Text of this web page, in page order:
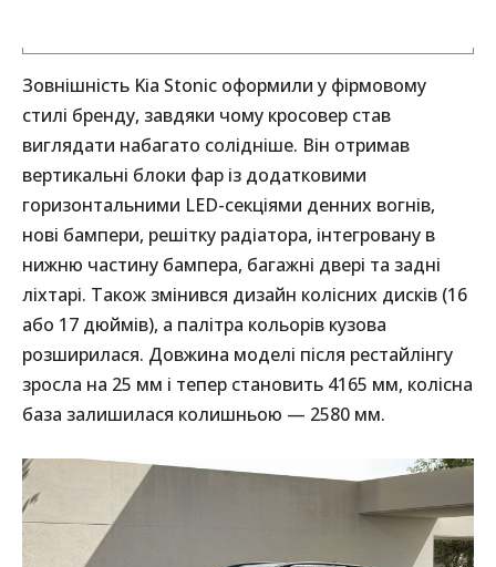
Зовнішність Kia Stonic оформили у фірмовому
стилі бренду, завдяки чому кросовер став
виглядати набагато солідніше. Він отримав
вертикальні блоки фар із додатковими
горизонтальними LED-секціями денних вогнів,
нові бампери, решітку радіатора, інтегровану в
нижню частину бампера, багажні двері та задні
ліхтарі. Також змінився дизайн колісних дисків (16
або 17 дюймів), а палітра кольорів кузова
розширилася. Довжина моделі після рестайлінгу
зросла на 25 мм і тепер становить 4165 мм, колісна
база залишилася колишньою — 2580 мм.